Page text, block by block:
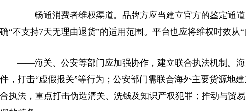
——畅通消费者维权渠道。品牌方应当建立官方的鉴定通道
确“不支持7天无理由退货”的适用范围。平台也应将维权时效从
——海关、公安等部门应加强协作，建立联合执法机制。海
件，打击“虚假报关”等行为；公安部门需联合海外主要货源地
合执法，重点打击伪造清关、洗钱及知识产权犯罪；推动与贸